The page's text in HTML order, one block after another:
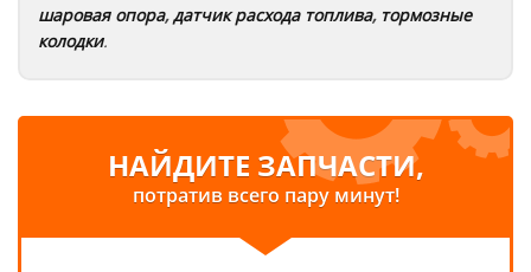
шаровая опора,датчик расхода топлива, тормозные
колодки.
НАЙДИТЕ ЗАПЧАСТИ,
потратив всего пару минут!